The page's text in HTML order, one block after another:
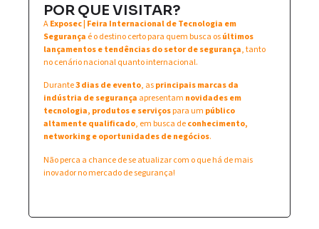
POR QUE VISITAR?
AExposec | Feira Internacional de Tecnologia em
Segurança é o destino certo para quem busca osúltimos
lançamentos e tendências do setor de segurança, tanto
no cenário nacional quanto internacional.
Durante3 dias de evento, asprincipais marcas da
indústria de segurança apresentam novidades em
tecnologia, produtos e serviçospara um público
altamente qualificado, em busca deconhecimento,
networking e oportunidades de negócios.
Não perca a chance de se atualizar com o que há de mais
inovador no mercado de segurança!